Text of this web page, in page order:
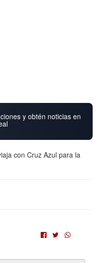
y obtén noticias en
con Cruz Azul para la